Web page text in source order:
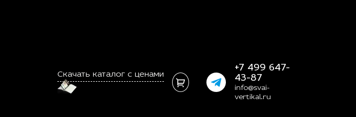
Скачать каталог с ценами
+7 499 647-
43-87
info@svai-
vertikal.ru